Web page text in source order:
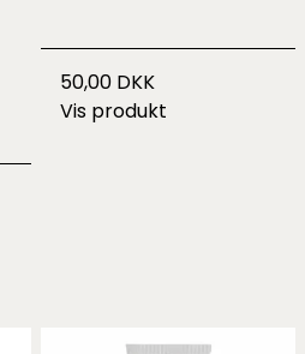
50,00 DKK
Vis produkt